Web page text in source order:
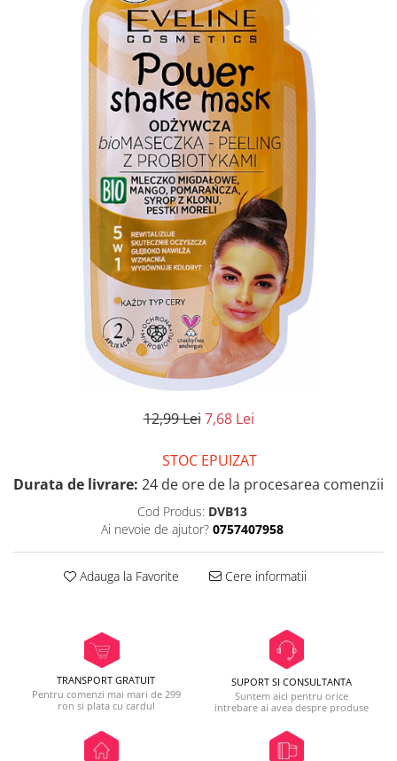
12,99 Lei 7,68 Lei
STOC EPUIZAT
Durata de livrare: 24 de ore de la procesarea comenzii
Cod Produs: DVB13
Ai nevoie de ajutor? 0757407958
Adauga la Favorite Cere informatii
TRANSPORT GRATUIT
Pentru comenzi mai mari de 299
ron si plata cu cardul
SUPORT SI CONSULTANTA
Suntem aici pentru orice
intrebare ai avea despre produse